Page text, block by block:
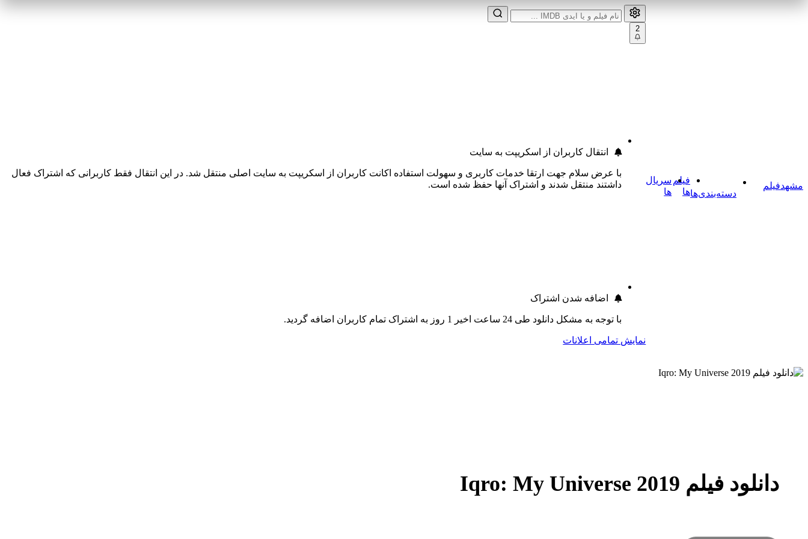
مشهدفیلم
دسته‌بندی‌ها
فیلم
ها
سریال
ها
2
انتقال کاربران از اسکریپت به سایت
با عرض سلام جهت ارتقا خدمات کاربری و سهولت استفاده اکانت کاربران از اسکریپت به سایت اصلی منتقل شد. در این انتقال فقط کاربرانی که اشتراک فعال
داشتند منتقل شدند و اشتراک آنها حفظ شده است.
اضافه شدن اشتراک
با توجه به مشکل دانلود طی 24 ساعت اخیر 1 روز به اشتراک تمام کاربران اضافه گردید.
نمایش تمامی اعلانات
دانلود فیلم Iqro: My Universe 2019